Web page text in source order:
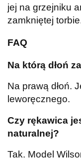
jej na grzejniku
zamkniętej
FAQ
Na którą dłoń
Na prawą dłoń.
leworęcznego.
Czy rękawica
naturalnej?
Tak. Model